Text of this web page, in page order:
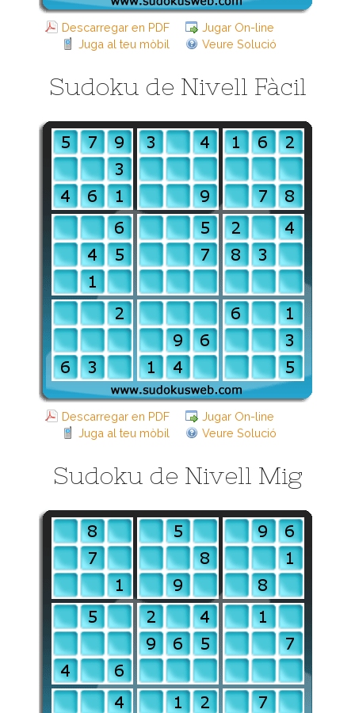
Descarregar en PDF
Jugar On-line
Juga al teu mòbil
Veure Solució
Sudoku de Nivell Fàcil
Descarregar en PDF
Jugar On-line
Juga al teu mòbil
Veure Solució
Sudoku de Nivell Mig